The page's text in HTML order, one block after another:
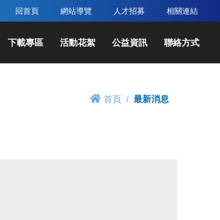
回首頁 網站導覽 人才招募 相關連結
下載專區 活動花絮 公益資訊 聯絡方式
首頁 最新消息